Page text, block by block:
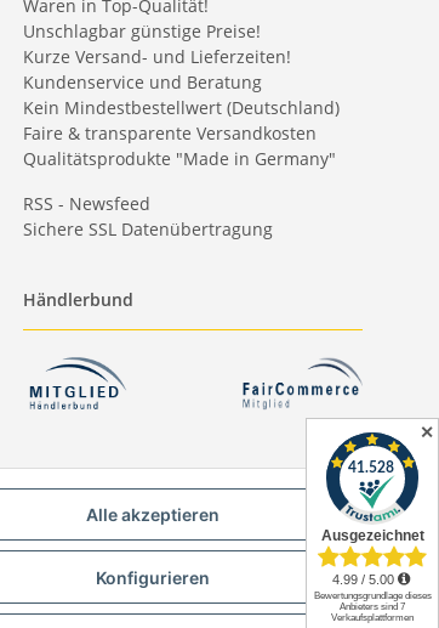
Waren in Top-Qualität!
Unschlagbar günstige Preise!
Kurze Versand- und Lieferzeiten!
Kundenservice und Beratung
Kein Mindestbestellwert (Deutschland)
Faire & transparente Versandkosten
Qualitätsprodukte "Made in Germany"
RSS - Newsfeed
Sichere SSL Datenübertragung
Händlerbund
✕
Alle akzeptieren
Konfigurieren